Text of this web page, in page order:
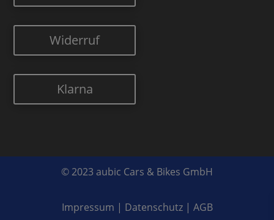
Widerruf
Klarna
© 2023 aubic Cars & Bikes GmbH
Impressum | Datenschutz| AGB